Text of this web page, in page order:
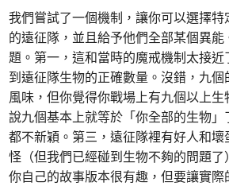
我們嘗試了一個機制，讓你可以選擇
的遠征隊，並且給予他們全部某個異
題。第一，這和當時的魔戒機制太接
到遠征隊生物的正確數量。沒錯，九
風味，但你覺得你戰場上有九個以上生
說九個基本上就等於「你全部的生物
都不新穎。第三，遠征隊裡有好人和
怪（但我們已經碰到生物不夠的問題
你自己的故事版本很有趣，但要讓實